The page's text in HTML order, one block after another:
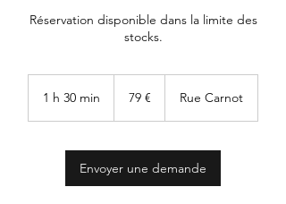
Réservation disponible dans la limite des
stocks.
1 h 30 min
m
i
n
79 € Rue Carnot
Envoyer une demande